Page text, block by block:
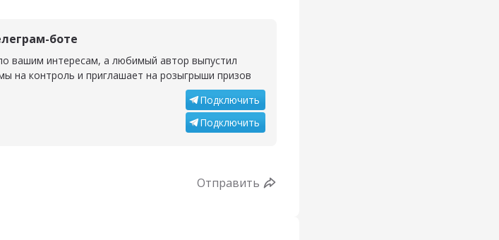
боте
вашим интересам, а любимый автор выпустил
на контроль и приглашает на розыгрыши призов
Подключить
Подключить
Отправить